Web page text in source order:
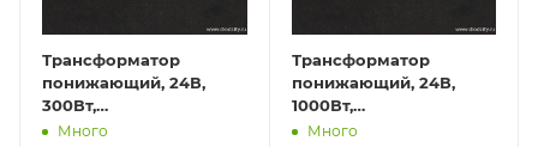
Трансформатор
понижающий, 24В,
300Вт,
влагозащищенный
Много
Трансформатор
понижающий, 24В,
1000Вт,
влагозащищенный
Много